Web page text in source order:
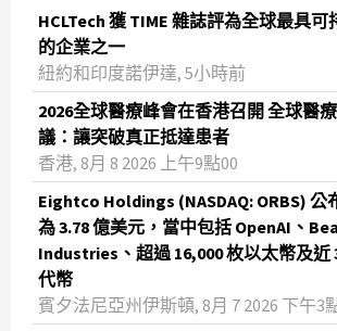
HCLTech 獲 TIME 雜誌評為全球最具
的企業之一
紐約和印度諾伊達, 5小時前
2026全球醫療峰會在香港召開 全球醫
議：讓突破真正抵達患者
香港, 8月 8 2026 上午9點00
Eightco Holdings (NASDAQ: ORBS)
為 3.78 億美元，當中包括 OpenAI、
Industries、超過 16,000 枚以太幣及近
代幣
賓夕法尼亞州伊斯頓, 8月 7 2026 下午3